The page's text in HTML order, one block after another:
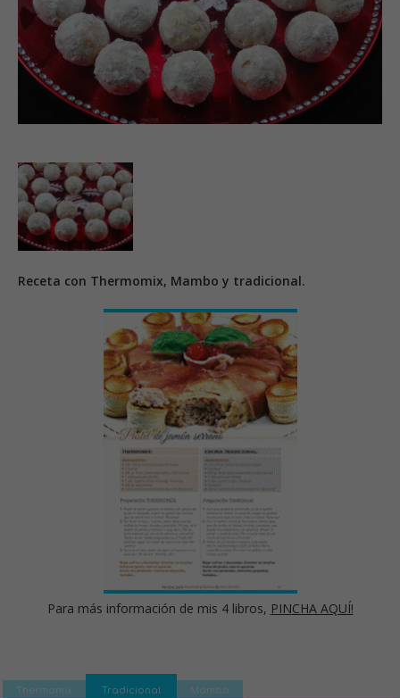
Receta con Thermomix, Mambo y tradicional.
Para más información de mis 4 libros, PINCHA AQUÍ!
Thermomix Tradicional Mambo